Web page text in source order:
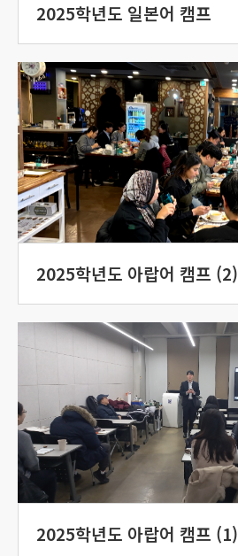
2025학년도 일본어 캠프
2025학년도 아랍어 캠프 (2)
2025학년도 아랍어 캠프 (1)